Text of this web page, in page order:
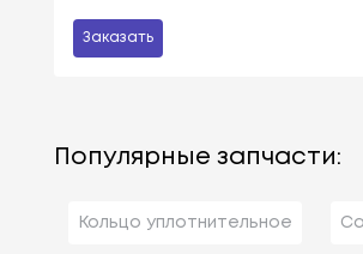
Заказать
Популярные запчасти:
Кольцо уплотнительное